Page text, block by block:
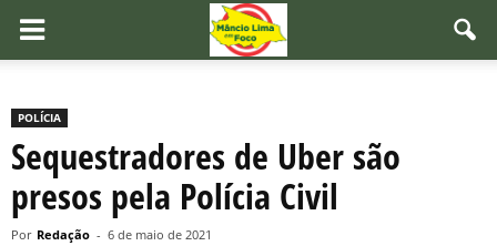
POLÍCIA
Sequestradores de Uber são
presos pela Polícia Civil
Por Redação - 6 de maio de 2021